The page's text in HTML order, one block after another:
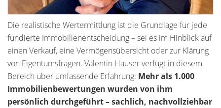
Die realistische Wertermittlung ist die Grundlage für jede
fundierte Immobilienentscheidung – sei es im Hinblick auf
einen Verkauf, eine Vermögensübersicht oder zur Klärung
von Eigentumsfragen. Valentin Hauser verfügt in diesem
Bereich über umfassende Erfahrung: Mehr als 1.000
Immobilienbewertungen wurden von ihm
persönlich durchgeführt – sachlich, nachvollziehbar